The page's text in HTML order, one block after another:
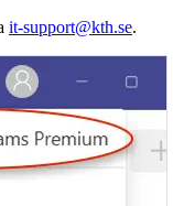
it-support@kth.se.